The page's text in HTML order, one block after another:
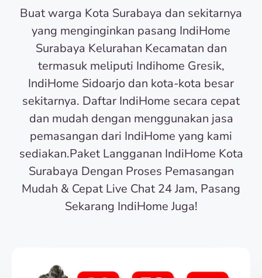
Buat warga Kota Surabaya dan sekitarnya
yang menginginkan pasang IndiHome
Surabaya Kelurahan Kecamatan dan
termasuk meliputi Indihome Gresik,
IndiHome Sidoarjo dan kota-kota besar
sekitarnya. Daftar IndiHome secara cepat
dan mudah dengan menggunakan jasa
pemasangan dari IndiHome yang kami
sediakan.Paket Langganan IndiHome Kota
Surabaya Dengan Proses Pemasangan
Mudah & Cepat Live Chat 24 Jam, Pasang
Sekarang IndiHome Juga!